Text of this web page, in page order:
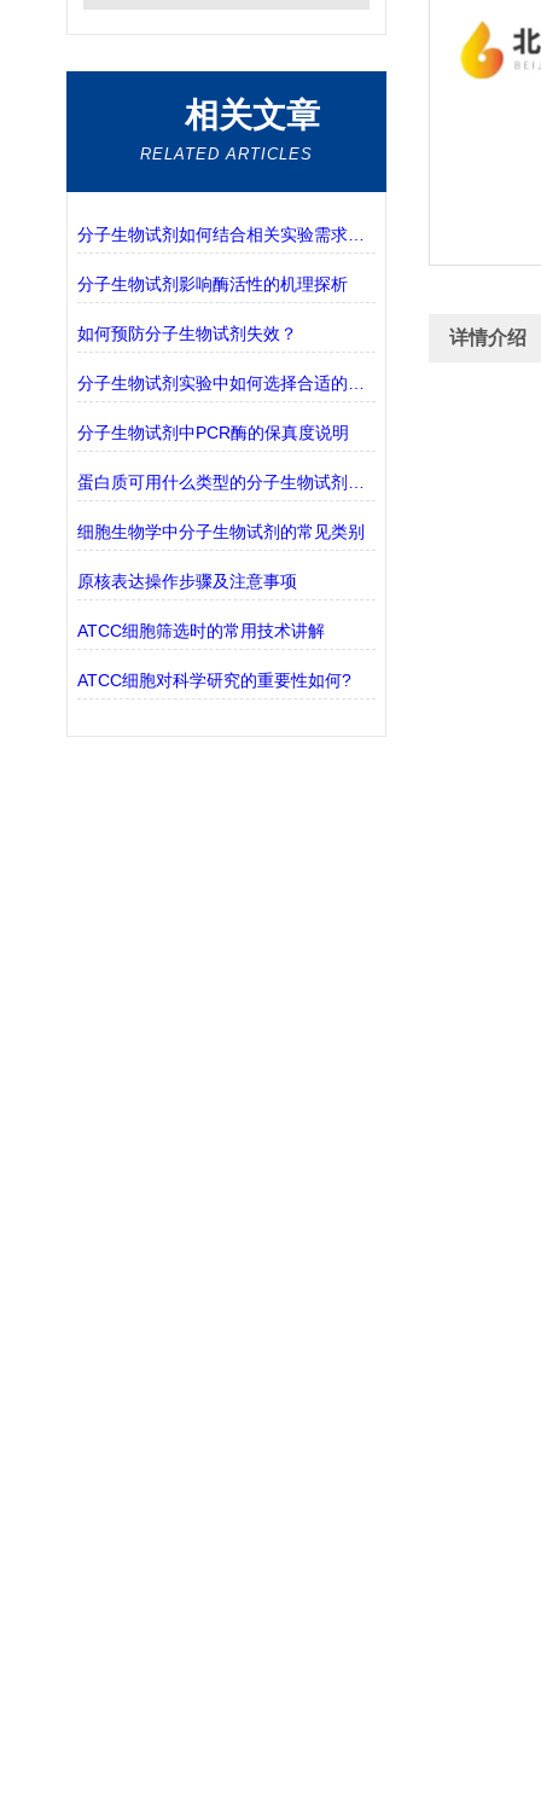
相关文章
RELATED ARTICLES
分子生物试剂如何结合相关实验需求进行选择？
分子生物试剂影响酶活性的机理探析
如何预防分子生物试剂失效？
分子生物试剂中PCR酶的保真度说明
细胞生物学中分子生物试剂的常见类别
原核表达操作步骤及注意事项
ATCC细胞筛选时的常用技术讲解
ATCC细胞对科学研究的重要性如何?
详情介绍